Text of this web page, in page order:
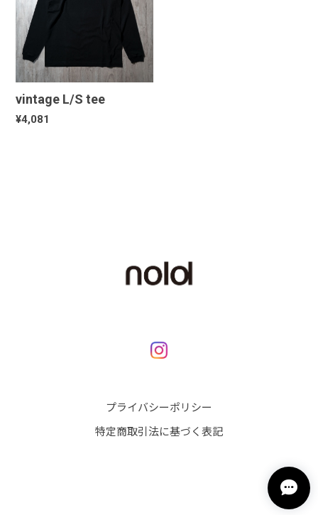
vintage L/S tee
¥4,081
プライバシーポリシー
特定商取引法に基づく表記